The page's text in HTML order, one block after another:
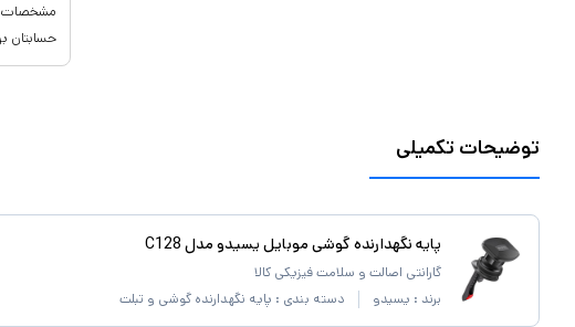
مشخصات
حسابتان
توضیحات تکمیلی
پایه نگهدارنده گوشی موبایل یسیدو مدل C128
گارانتی اصالت و سلامت فیزیکی کالا
برند : یسیدو دسته بندی : پایه نگهدارنده گوشی و تبلت